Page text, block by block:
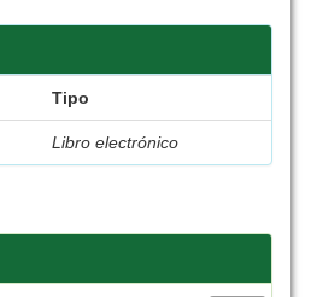
Tipo
Libro electrónico